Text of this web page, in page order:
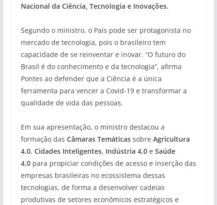
Nacional da Ciência, Tecnologia e Inovações.
Segundo o ministro, o País pode ser protagonista no
mercado de tecnologia, pois o brasileiro tem
capacidade de se reinventar e inovar. “O futuro do
Brasil é do conhecimento e da tecnologia”, afirma
Pontes ao defender que a Ciência é a única
ferramenta para vencer a Covid-19 e transformar a
qualidade de vida das pessoas.
Em sua apresentação, o ministro destacou a
formação das Câmaras Temáticassobre Agricultura
4.0, Cidades Inteligentes, Indústria 4.0e Saúde
4.0 para propiciar condições de acesso e inserção das
empresas brasileiras no ecossistema dessas
tecnologias, de forma a desenvolver cadeias
produtivas de setores econômicos estratégicos e